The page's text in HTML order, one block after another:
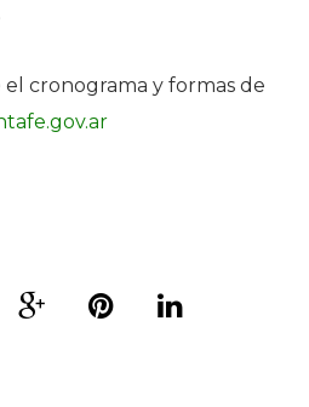
cronograma y formas de